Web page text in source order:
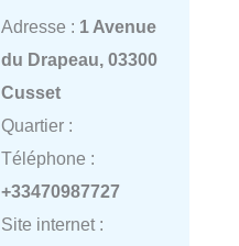
Adresse : 1 Avenue
du Drapeau, 03300
Cusset
Quartier :
Téléphone :
+33470987727
Site internet :